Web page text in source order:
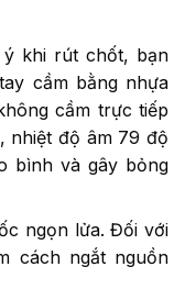
khi rút chốt, bạn
cầm bằng nhựa
cầm trực tiếp
nhiệt độ âm 79 độ
bình và gây bỏng
ngọn lửa. Đối với
cách ngắt nguồn